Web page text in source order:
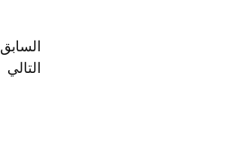
السابق
التالي